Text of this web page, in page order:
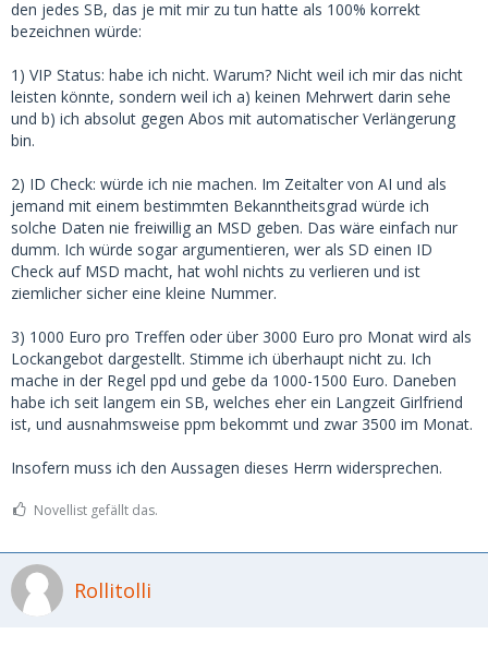
den jedes SB, das je mit mir zu tun hatte als 100% korrekt
bezeichnen würde:
1) VIP Status: habe ich nicht. Warum? Nicht weil ich mir das nicht
leisten könnte, sondern weil ich a) keinen Mehrwert darin sehe
und b) ich absolut gegen Abos mit automatischer Verlängerung
bin.
2) ID Check: würde ich nie machen. Im Zeitalter von AI und als
jemand mit einem bestimmten Bekanntheitsgrad würde ich
solche Daten nie freiwillig an MSD geben. Das wäre einfach nur
dumm. Ich würde sogar argumentieren, wer als SD einen ID
Check auf MSD macht, hat wohl nichts zu verlieren und ist
ziemlicher sicher eine kleine Nummer.
3) 1000 Euro pro Treffen oder über 3000 Euro pro Monat wird als
Lockangebot dargestellt. Stimme ich überhaupt nicht zu. Ich
mache in der Regel ppd und gebe da 1000-1500 Euro. Daneben
habe ich seit langem ein SB, welches eher ein Langzeit Girlfriend
ist, und ausnahmsweise ppm bekommt und zwar 3500 im Monat.
Insofern muss ich den Aussagen dieses Herrn widersprechen.
Novellist gefällt das.
Rollitolli